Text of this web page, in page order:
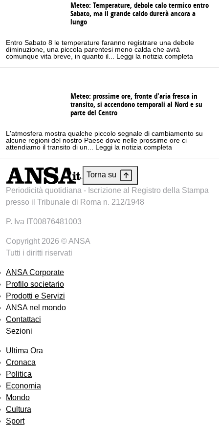
Meteo: Temperature, debole calo termico entro
Sabato, ma il grande caldo durerà ancora a
lungo
Entro Sabato 8 le temperature faranno registrare una debole
diminuzione, una piccola parentesi meno calda che avrà
comunque vita breve, in quanto il... Leggi la notizia completa
Meteo: prossime ore, fronte d'aria fresca in
transito, si accendono temporali al Nord e su
parte del Centro
L'atmosfera mostra qualche piccolo segnale di cambiamento su
alcune regioni del nostro Paese dove nelle prossime ore ci
attendiamo il transito di un... Leggi la notizia completa
Torna su
Periodicità quotidiana - Iscrizione al Registro della Stampa
presso il Tribunale di Roma n. 212/1948
P. Iva IT00876481003
Copyright 2026 © ANSA
Tutti i diritti riservati
ANSA Corporate
Profilo societario
Prodotti e Servizi
ANSA nel mondo
Contattaci
Sezioni
Ultima Ora
Cronaca
Politica
Economia
Mondo
Cultura
Sport